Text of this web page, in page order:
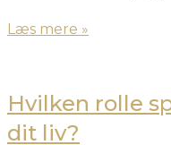
Læs mere »
Hvilken rolle
dit liv?